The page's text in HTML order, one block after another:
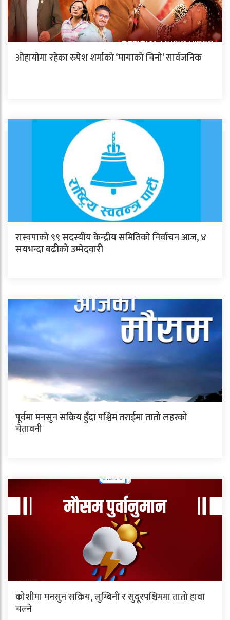
ओहायोमा रहेका रुपेश शर्माको ‘मायाको चिनो’ सार्वजनिक
रास्वपाको ९९ सदस्यीय केन्द्रीय समितिकाे निर्वाचन आज, ४
सयभन्दा बढीको उम्मेदवारी
पूर्वमा मनसुन सक्रिय हुँदा पश्चिम तराईमा तातो लहरको
चेतावनी
कोशीमा मनसुन सक्रिय, लुम्बिनी र सुदूरपश्चिममा तातो हावा
चल्ने